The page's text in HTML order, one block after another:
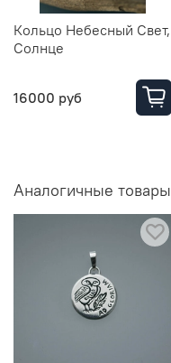
Кольцо Небесный Свет,
Солнце
16000 руб
Аналогичные товары